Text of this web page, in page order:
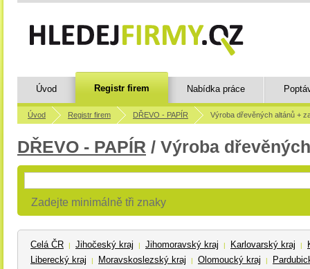
Úvod Registr firem Nabídka práce
Úvod Registr firem DŘEVO - PAPÍR Výroba dřevěných altánů +
DŘEVO - PAPÍR / Výroba
Zadejte minimálně tři znaky
Celá ČR | Jihočeský kraj | Jihomoravský kraj | Karlovarský kraj |
Liberecký kraj
| Moravskoslezský kraj | Olomoucký kraj |